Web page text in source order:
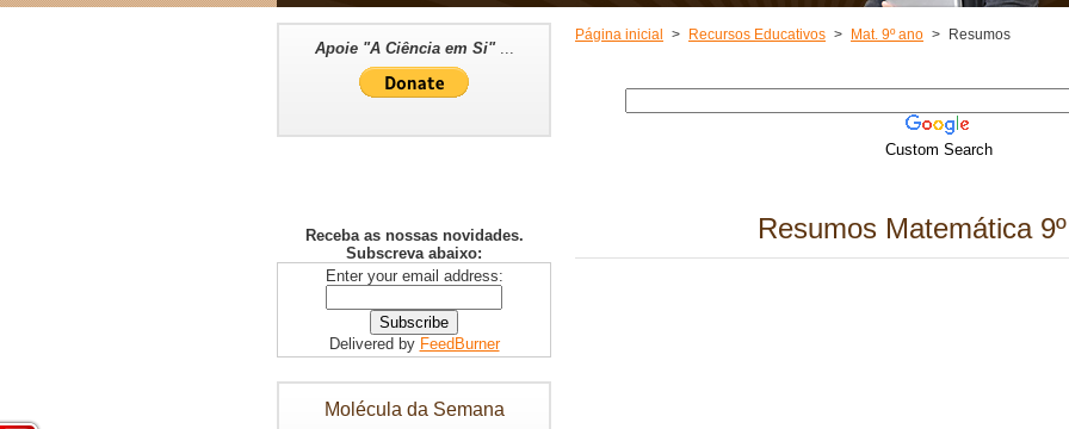
Página inicial > Recursos Educativos > Mat. 9º ano > Resumos
Custom Search
Resumos Matemática
Apoie "A Ciência em Si"...
Receba as nossas novidades.
Subscreva abaixo:
Enter your email address:
Delivered by FeedBurner
Molécula da Semana